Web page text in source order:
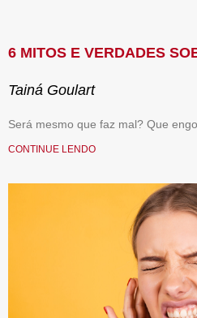
6 MITOS E VERDADES
Tainá Goulart
Será mesmo que faz mal? Que
CONTINUE LENDO